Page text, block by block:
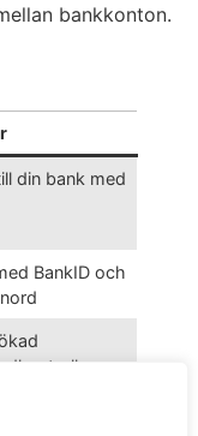
bankkonton.
din bank med
BankID och
när